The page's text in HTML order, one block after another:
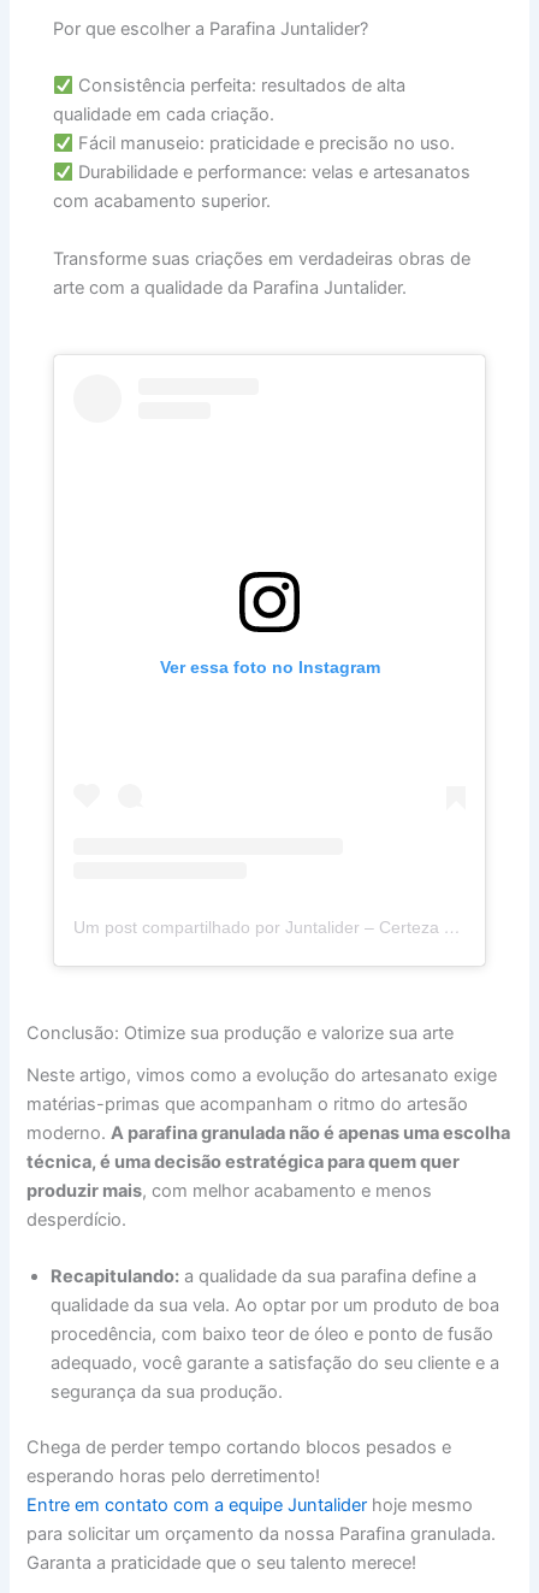
Por que escolher a Parafina Juntalider?
Consistência perfeita: resultados de alta
qualidade em cada criação.
Fácil manuseio: praticidade e precisão no uso.
Durabilidade e performance: velas e artesanatos
com acabamento superior.
Transforme suas criações em verdadeiras obras de
arte com a qualidade da Parafina Juntalider.
Ver essa foto no Instagram
Um post compartilhado por Juntalider – Certeza de Qualidade (@juntalider)
Conclusão: Otimize sua produção e valorize sua arte
Neste artigo, vimos como a evolução do artesanato exige
matérias-primas que acompanham o ritmo do artesão
moderno. A parafina granulada não é apenas uma escolha
técnica, é uma decisão estratégica para quem quer
produzir mais, com melhor acabamento e menos
desperdício.
Recapitulando: a qualidade da sua parafina define a
qualidade da sua vela. Ao optar por um produto de boa
procedência, com baixo teor de óleo e ponto de fusão
adequado, você garante a satisfação do seu cliente e a
segurança da sua produção.
Chega de perder tempo cortando blocos pesados e
esperando horas pelo derretimento!
Entre em contato com a equipe Juntalider hoje mesmo
para solicitar um orçamento da nossa Parafina granulada.
Garanta a praticidade que o seu talento merece!